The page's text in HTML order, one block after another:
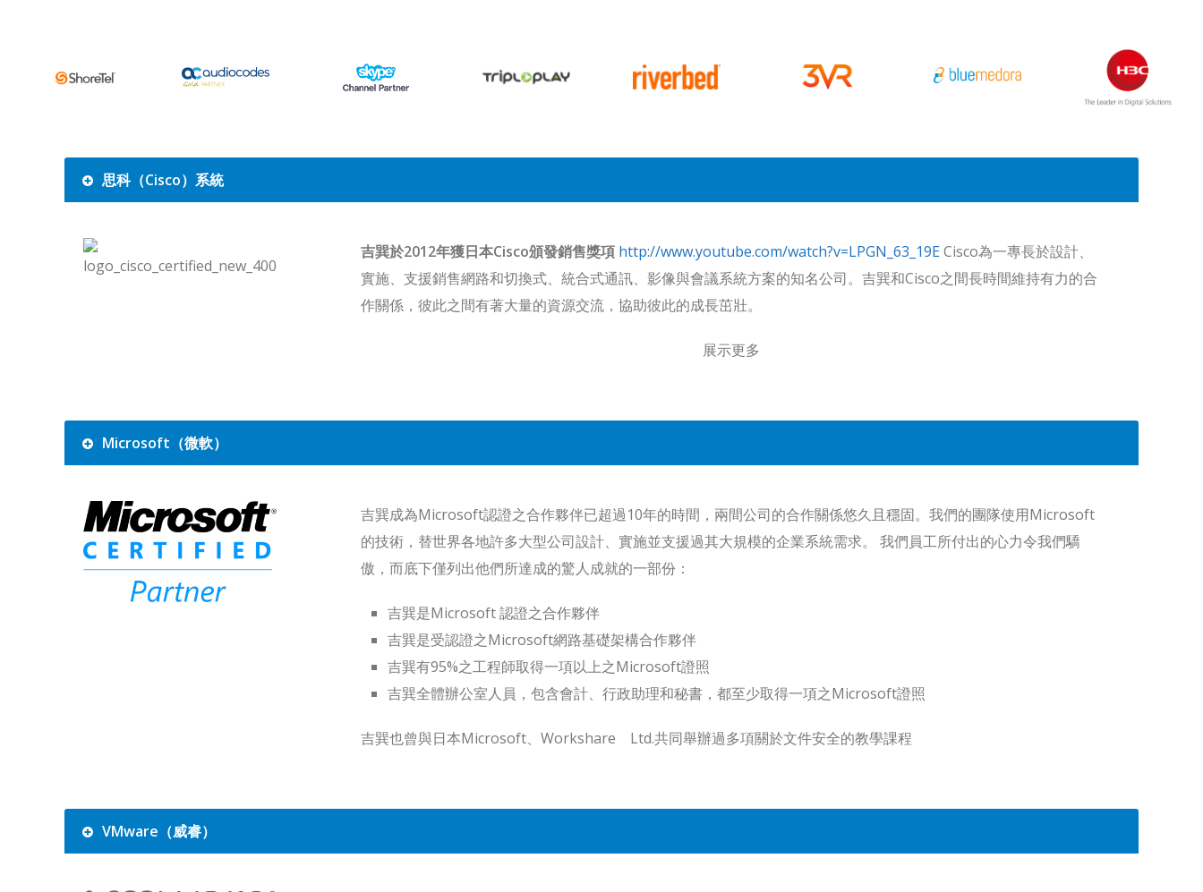
思科（Cisco）系統
吉巽於2012年獲日本Cisco頒發銷售獎項 http://www.youtube.com/watch?v=LPGN_63_19ECisco為一專長於設計、
實施、支援銷售網路和切換式、統合式通訊、影像與會議系統方案的知名公司。吉巽和Cisco之間長時間維持有力的合
作關係，彼此之間有著大量的資源交流，協助彼此的成長茁壯。
展示更多
Microsoft（微軟）
吉巽成為Microsoft認證之合作夥伴已超過10年的時間，兩間公司的合作關係悠久且穩固。我們的團隊使用Microsoft
的技術，替世界各地許多大型公司設計、實施並支援過其大規模的企業系統需求。 我們員工所付出的心力令我們驕
傲，而底下僅列出他們所達成的驚人成就的一部份：
吉巽是Microsoft 認證之合作夥伴
吉巽是受認證之Microsoft網路基礎架構合作夥伴
吉巽有95%之工程師取得一項以上之Microsoft證照
吉巽全體辦公室人員，包含會計、行政助理和秘書，都至少取得一項之Microsoft證照
吉巽也曾與日本Microsoft、Workshare Ltd.共同舉辦過多項關於文件安全的教學課程
VMware（威睿）